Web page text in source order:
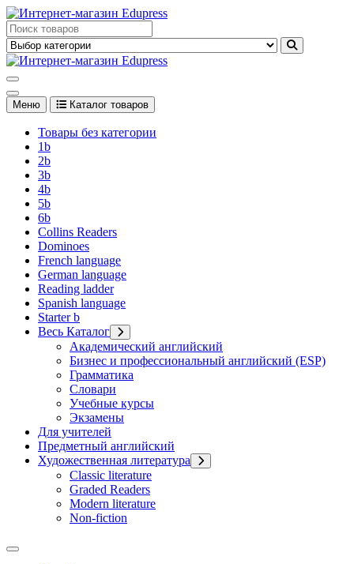
Перейти
к
содержимому
Edupress Uzbekistan, Edupress Узбекистан, книги, учебники на
английском языке
английском языке
Меню Каталог товаров
Товары без категории
1b
2b
3b
4b
5b
6b
Collins Readers
Dominoes
French language
German language
Reading ladder
Spanish language
Starter b
Весь Каталог
Академический английский
Бизнес и профессиональный английский (ESP)
Грамматика
Словари
Учебные курсы
Экзамены
Для учителей
Предметный английский
Художественная литература
Classic literature
Graded Readers
Modern literature
Non-fiction